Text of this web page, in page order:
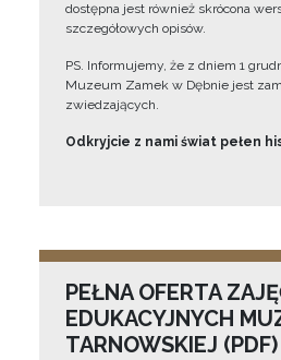
dostępna jest również skrócona
szczegółowych opisów.
PS. Informujemy, że z dniem 1
Muzeum Zamek w Dębnie jest
zwiedzających.
Odkryjcie z nami świat pełen
PEŁNA OFERTA
EDUKACYJNYCH
TARNOWSKIEJ (PDF)